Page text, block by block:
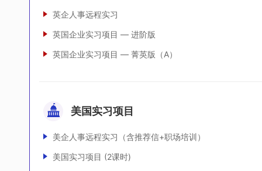
英企人事远程实习
英国企业实习项目 — 进阶版
英国企业实习项目 — 菁英版（A）
美国实习项目
美企人事远程实习（含推荐信+职场培训）
美国实习项目 (2课时)